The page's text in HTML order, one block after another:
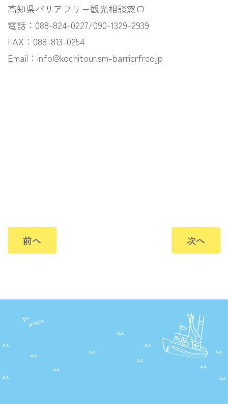
高知県バリアフリー観光相談窓口
電話：088-824-0227/090-1329-2939
FAX：088-813-0254
Email：info@kochitourism-barrierfree.jp
前へ 次へ